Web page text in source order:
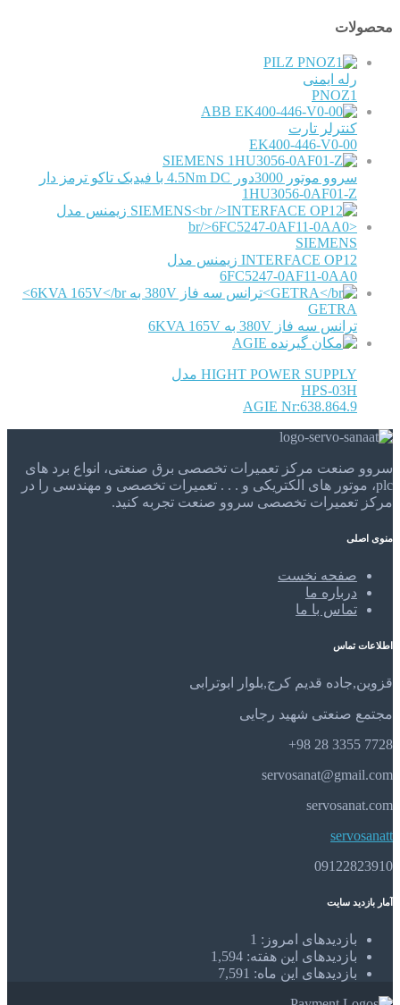
محصولات
PILZ
رله ایمنی
PNOZ1
ABB
کنترلر تارت
EK400-446-V0-00
SIEMENS
سروو موتور 3000دور 4.5Nm DC با فیدبک تاکو ترمز دار
1HU3056-0AF01-Z
SIEMENS
INTERFACE OP12 زیمنس مدل
6FC5247-0AF11-0AA0
GETRA
ترانس سه فاز 380V به 6KVA 165V
AGIE
HIGHT POWER SUPPLY مدل
HPS-03H
AGIE Nr:638.864.9
سروو صنعت مرکز تعمیرات تخصصی برق صنعتی، انواع برد های
plc، موتور های الکتریکی و . . . تعمیرات تخصصی و مهندسی را در
مرکز تعمیرات تخصصی سروو صنعت تجربه کنید.
منوی اصلی
صفحه نخست
درباره ما
تماس با ما
اطلاعات تماس
قزوین,جاده قدیم کرج,بلوار ابوترابی
مجتمع صنعتی شهید رجایی
7728 3355 28 98+
servosanat@gmail.com
servosanat.com
servosanatt
09122823910
آمار بازدید سایت
بازدیدهای امروز: 1
بازدیدهای این هفته: 1,594
بازدیدهای این ماه: 7,591